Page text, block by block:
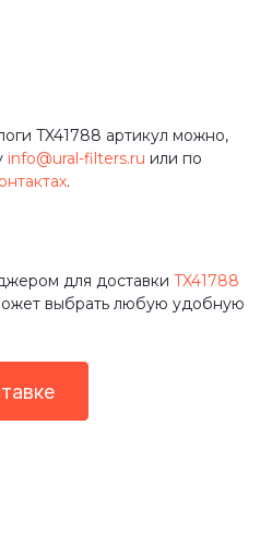
TX41788 артикул можно,
info@ural-filters.ru или по
.
для доставки TX41788
выбрать любую удобную